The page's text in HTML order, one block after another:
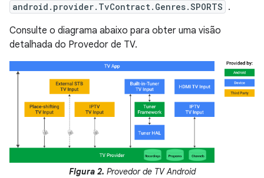
android.provider.TvContract.Genres.SPORTS .
Consulte o diagrama abaixo para obter uma visão
detalhada do Provedor de TV.
Figura 2. Provedor de TV Android